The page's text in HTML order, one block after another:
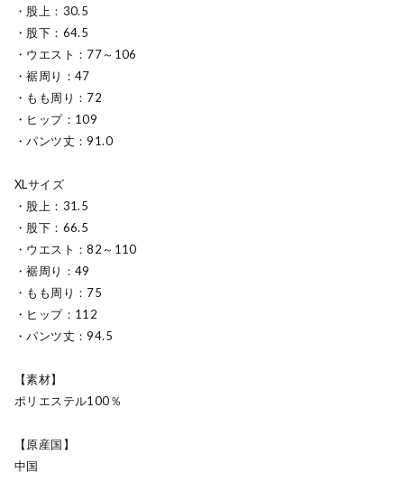
・股上：30.5
・股下：64.5
・ウエスト：77～106
・裾周り：47
・もも周り：72
・ヒップ：109
・パンツ丈：91.0
XLサイズ
・股上：31.5
・股下：66.5
・ウエスト：82～110
・裾周り：49
・もも周り：75
・ヒップ：112
・パンツ丈：94.5
【素材】
ポリエステル100％
【原産国】
中国